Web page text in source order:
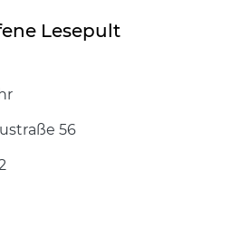
Lesepult
56